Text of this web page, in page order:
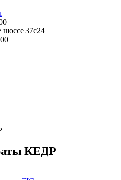
шоссе 37с24
КЕДР